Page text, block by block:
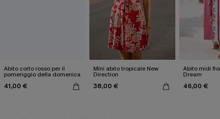
Abito corto rosso per il
pomeriggio della domenica
41,00 €
Mini abito tropicale New
Direction
38,00 €
Abito midi
Dream
46,00 €